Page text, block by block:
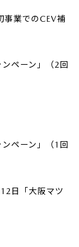
業でのCEV補
ペーン」（2回
ペーン」（1回
日「大阪マツ